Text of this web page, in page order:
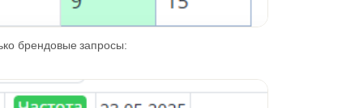
брендовые запросы: